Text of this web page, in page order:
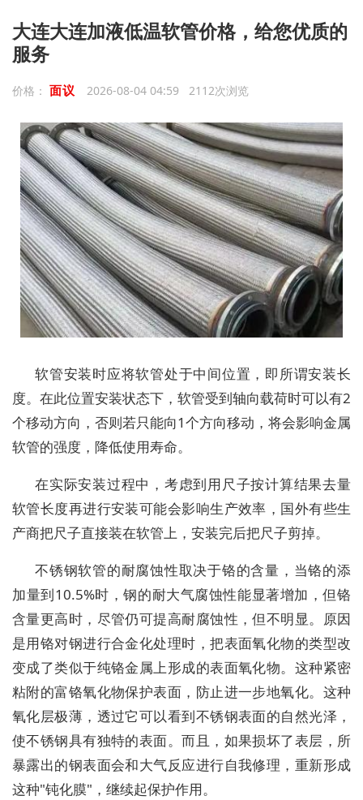
大连大连加液低温软管价格，给您优质的
服务
价格： 面议 2026-08-04 04:59 2112次浏览
软管安装时应将软管处于中间位置，即所谓安装长
度。在此位置安装状态下，软管受到轴向载荷时可以有2
个移动方向，否则若只能向1个方向移动，将会影响金属
软管的强度，降低使用寿命。
在实际安装过程中，考虑到用尺子按计算结果去量
软管长度再进行安装可能会影响生产效率，国外有些生
产商把尺子直接装在软管上，安装完后把尺子剪掉。
不锈钢软管的耐腐蚀性取决于铬的含量，当铬的添
加量到10.5%时，钢的耐大气腐蚀性能显著增加，但铬
含量更高时，尽管仍可提高耐腐蚀性，但不明显。原因
是用铬对钢进行合金化处理时，把表面氧化物的类型改
变成了类似于纯铬金属上形成的表面氧化物。这种紧密
粘附的富铬氧化物保护表面，防止进一步地氧化。这种
氧化层极薄，透过它可以看到不锈钢表面的自然光泽，
使不锈钢具有独特的表面。而且，如果损坏了表层，所
暴露出的钢表面会和大气反应进行自我修理，重新形成
这种"钝化膜"，继续起保护作用。